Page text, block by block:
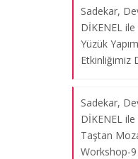
Sadekar,
DİKENEL
Yüzük
Etkinliğimiz
Sadekar,
DİKENEL
Taştan
Workshop-
Sadekar,
Workshop-
30.05.2025